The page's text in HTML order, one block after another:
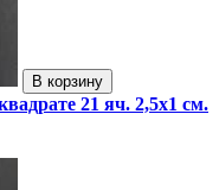
В корзину
21 яч. 2,5х1 см.